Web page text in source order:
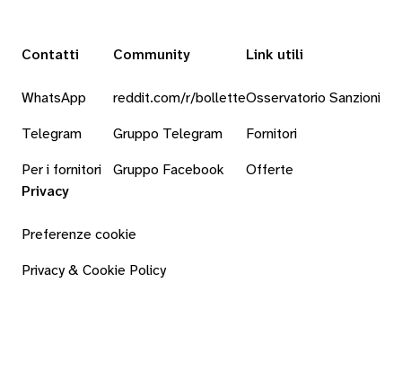
Contatti
WhatsApp
Telegram
Per i fornitori
Community
reddit.com/r/bollette
Gruppo Telegram
Gruppo Facebook
Link utili
Osservatorio Sanzioni
Fornitori
Offerte
Privacy
Preferenze cookie
Privacy & Cookie Policy